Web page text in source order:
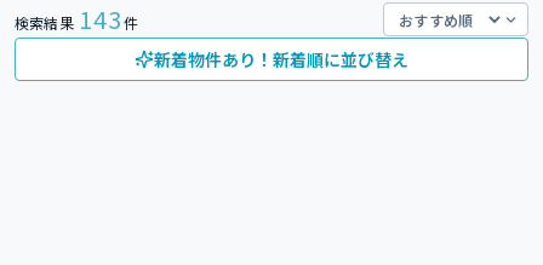
検索結果 143件
新着物件あり！新着順に並び替え